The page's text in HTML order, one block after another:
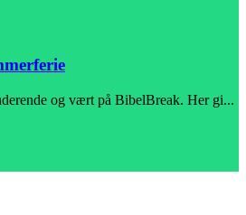
og vært på BibelBreak. Her gi...